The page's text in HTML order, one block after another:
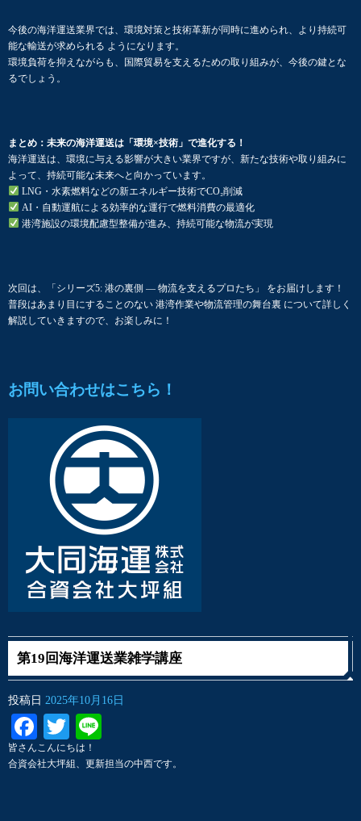
今後の海洋運送業界では、環境対策と技術革新が同時に進められ、より持続可
能な輸送が求められる ようになります。
環境負荷を抑えながらも、国際貿易を支えるための取り組みが、今後の鍵とな
るでしょう。
まとめ：未来の海洋運送は「環境×技術」で進化する！
海洋運送は、環境に与える影響が大きい業界ですが、新たな技術や取り組みに
よって、持続可能な未来へと向かっています。
LNG・水素燃料などの新エネルギー技術でCO₂削減
AI・自動運航による効率的な運行で燃料消費の最適化
港湾施設の環境配慮型整備が進み、持続可能な物流が実現
次回は、「シリーズ5: 港の裏側 — 物流を支えるプロたち」 をお届けします！
普段はあまり目にすることのない 港湾作業や物流管理の舞台裏 について詳しく
解説していきますので、お楽しみに！
お問い合わせはこちら！
第19回海洋運送業雑学講座
投稿日 2025年10月16日
Facebook
Twitter
皆さんこんにちは！
合資会社大坪組、更新担当の中西です。